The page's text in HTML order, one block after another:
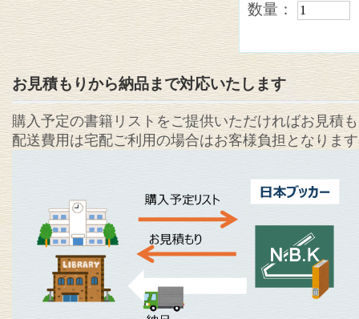
数量：
お見積もりから納品まで対応いたします
購入予定の書籍リストをご提供いただければお見積
配送費用は宅配ご利用の場合はお客様負担となりま